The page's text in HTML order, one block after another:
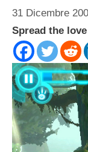
31 Dicembre
Spread the love